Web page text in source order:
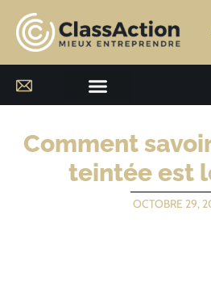
Comment
teintée est
OCTOBRE 29,